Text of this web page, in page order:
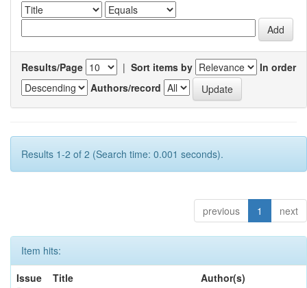
Results/Page | Sort items by
In order
Authors/record
Results 1-2 of 2 (Search time: 0.001 seconds).
previous 1 next
Item hits:
Issue
Title Author(s)